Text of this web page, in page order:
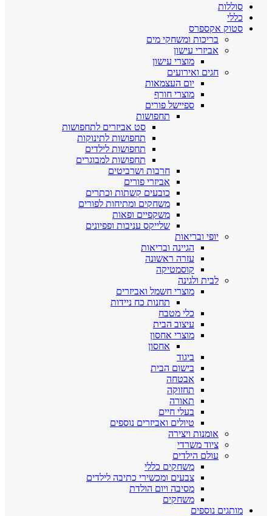
סוללות
כללי
סטוק אקספרס
בריכות ומשחקי מים
אביזרי עישון
מוצרי עישון
חגים ואירועים
יום העצמאות
מוצרי חורף
ספיישל פורים
תחפושות
סט אביזרים לתחפושות
תחפושות לתינוקות
תחפושות לילדים
תחפושות למבוגרים
חרבות ושרביטים
אביזרי פורים
כובעים קשתות וכתרים
משחקים ומתיחות לפורים
משקפיים ופאות
שלייקס עניבות ופפיונים
יופי ובריאות
הגיינה ובריאות
עזרה ראשונה
קוסמטיקה
לבית ולגינה
מוצרי חשמל ואביזרים
תחנות כח ניידות
כלי מטבח
עיצוב הבית
מוצרי אחסון
אחסון
ביגוד
בישום הבית
אבטחה
תחזוקה
תאורה
בעלי חיים
טיולים ואביזרים נוספים
אומנות ויצירה
ציוד משרדי
עולם הילדים
משחקים כללי
צבעים ומכשירי כתיבה לילדים
מסיבה ויום הולדת
משחקים
מותגים נוספים